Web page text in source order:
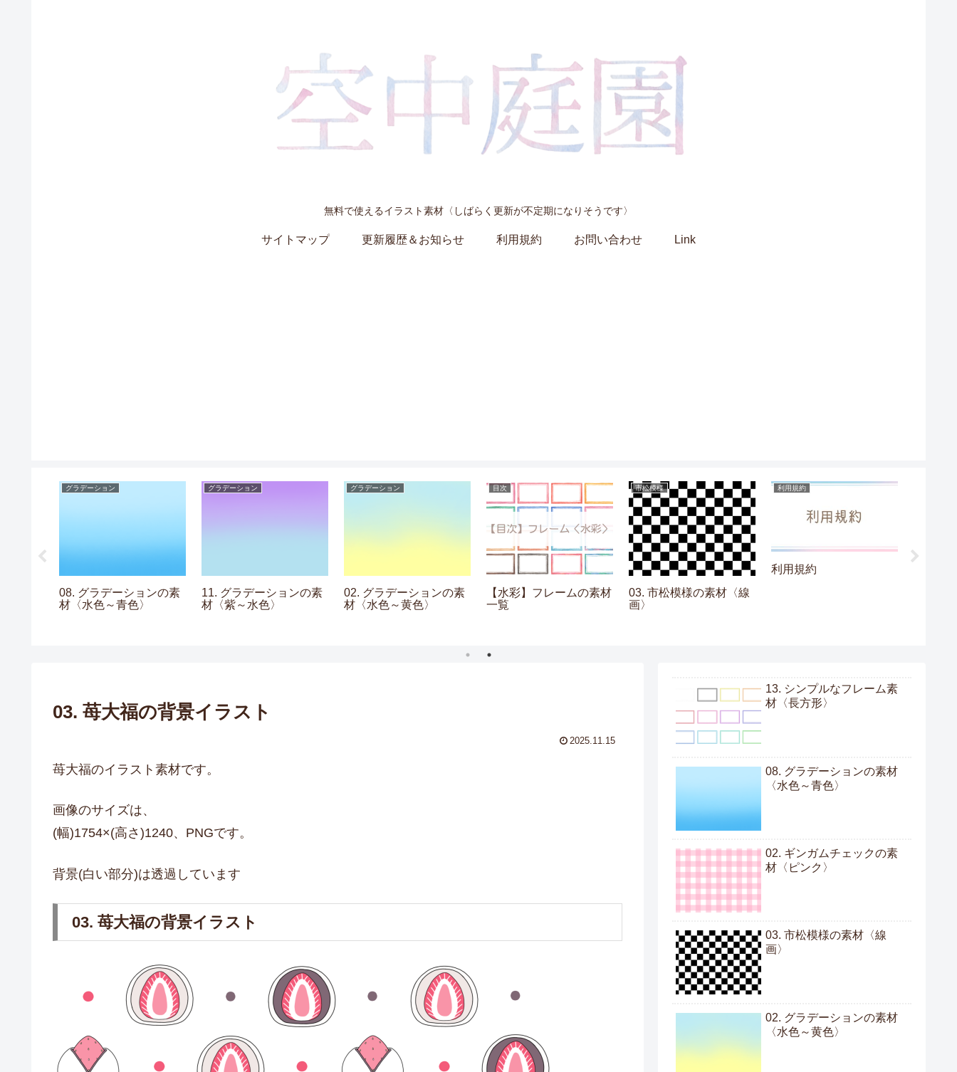
無料で使えるイラスト素材〈しばらく更新が不定期になりそうです〉
サイトマップ 更新履歴＆お知らせ 利用規約 お問い合わせ Link
グラデーション
08. グラデーションの素
材〈水色～青色〉
グラデーション
11. グラデーションの素
材〈紫～水色〉
グラデーション
02. グラデーションの素
材〈水色～黄色〉
目次
【水彩】フレームの素材
一覧
市松模様
03. 市松模様の素材〈線
画〉
利用規約
利用規約
03. 苺大福の背景イラスト
2025.11.15
苺大福のイラスト素材です。
画像のサイズは、
(幅)1754×(高さ)1240、PNGです。
背景(白い部分)は透過しています
03. 苺大福の背景イラスト
13. シンプルなフレーム素
材〈長方形〉
08. グラデーションの素材
〈水色～青色〉
02. ギンガムチェックの素
材〈ピンク〉
03. 市松模様の素材〈線
画〉
02. グラデーションの素材
〈水色～黄色〉